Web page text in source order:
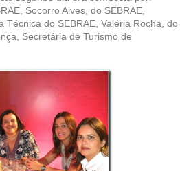
Socorro Alves, do SEBRAE,
Técnica do SEBRAE, Valéria Rocha, do
Secretária de Turismo de